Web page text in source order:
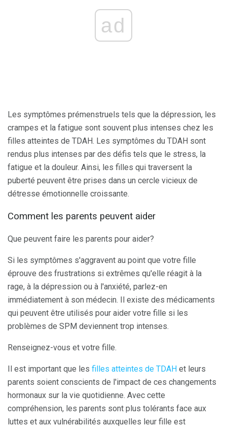
ad
Les symptômes prémenstruels tels que la dépression, les
crampes et la fatigue sont souvent plus intenses chez les
filles atteintes de TDAH. Les symptômes du TDAH sont
rendus plus intenses par des défis tels que le stress, la
fatigue et la douleur. Ainsi, les filles qui traversent la
puberté peuvent être prises dans un cercle vicieux de
détresse émotionnelle croissante.
Comment les parents peuvent aider
Que peuvent faire les parents pour aider?
Si les symptômes s'aggravent au point que votre fille
éprouve des frustrations si extrêmes qu'elle réagit à la
rage, à la dépression ou à l'anxiété, parlez-en
immédiatement à son médecin. Il existe des médicaments
qui peuvent être utilisés pour aider votre fille si les
problèmes de SPM deviennent trop intenses.
Renseignez-vous et votre fille.
Il est important que les filles atteintes de TDAH et leurs
parents soient conscients de l'impact de ces changements
hormonaux sur la vie quotidienne. Avec cette
compréhension, les parents sont plus tolérants face aux
luttes et aux vulnérabilités auxquelles leur fille est